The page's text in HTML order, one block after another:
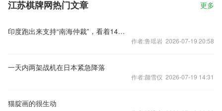
江苏棋牌网热门文章 更多
印度跑出来支持“南海仲裁”，看着14国被中方痛批，莫迪刷存在感
作者:鲁瑶岩 2026-07-19 20:58
一天内两架战机在日本紧急降落
作者:颜雪仪 2026-07-19 14:31
猫腚画的很生动